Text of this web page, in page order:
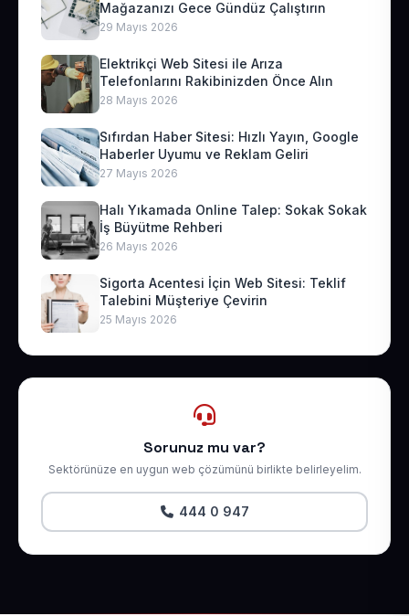
Mağazanızı Gece Gündüz Çalıştırın
29 Mayıs 2026
Elektrikçi Web Sitesi ile Arıza
Telefonlarını Rakibinizden Önce Alın
28 Mayıs 2026
Sıfırdan Haber Sitesi: Hızlı Yayın, Google
Haberler Uyumu ve Reklam Geliri
27 Mayıs 2026
Halı Yıkamada Online Talep: Sokak Sokak
İş Büyütme Rehberi
26 Mayıs 2026
Sigorta Acentesi İçin Web Sitesi: Teklif
Talebini Müşteriye Çevirin
25 Mayıs 2026
Sorunuz mu var?
Sektörünüze en uygun web çözümünü birlikte belirleyelim.
444 0 947